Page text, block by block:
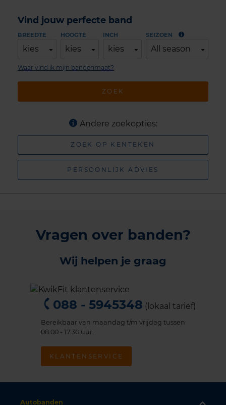
Vind jouw perfecte band
BREEDTE
kies
HOOGTE
kies
INCH
kies
SEIZOEN
All season
ZOEK
Waar vind ik mijn bandenmaat?
Andere zoekopties:
ZOEK OP KENTEKEN
PERSOONLIJK ADVIES
Vragen over banden?
Wij helpen je graag
088 - 5945348 (lokaal tarief)
Bereikbaar van maandag t/m vrijdag tussen
08.00 - 17.30 uur.
KLANTENSERVICE
Autobanden